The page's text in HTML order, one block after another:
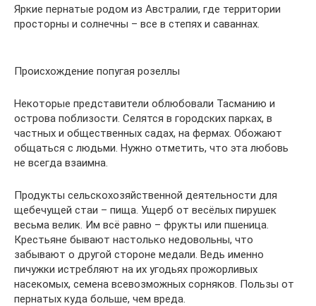
Яркие пернатые родом из Австралии, где территории
просторны и солнечны – все в степях и саваннах.
Происхождение попугая розеллы
Некоторые представители облюбовали Тасманию и
острова поблизости. Селятся в городских парках, в
частных и общественных садах, на фермах. Обожают
общаться с людьми. Нужно отметить, что эта любовь
не всегда взаимна.
Продукты сельскохозяйственной деятельности для
щебечущей стаи – пища. Ущерб от весёлых пирушек
весьма велик. Им всё равно – фрукты или пшеница.
Крестьяне бывают настолько недовольны, что
забывают о другой стороне медали. Ведь именно
пичужки истребляют на их угодьях прожорливых
насекомых, семена всевозможных сорняков. Пользы от
пернатых куда больше, чем вреда.